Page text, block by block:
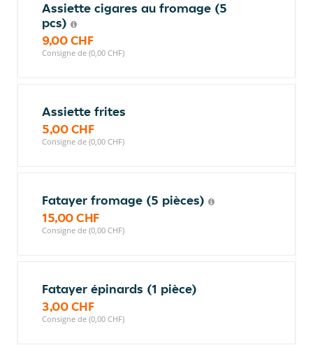
Assiette cigares au fromage (5
pcs)
9,00 CHF
Consigne de (0,00 CHF)
Assiette frites
5,00 CHF
Consigne de (0,00 CHF)
Fatayer fromage (5 pièces)
15,00 CHF
Consigne de (0,00 CHF)
Fatayer épinards (1 pièce)
3,00 CHF
Consigne de (0,00 CHF)